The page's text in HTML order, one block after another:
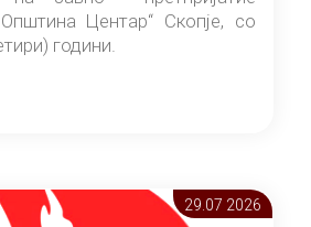
Центар“ Скопје, со
години.
29.07 2026